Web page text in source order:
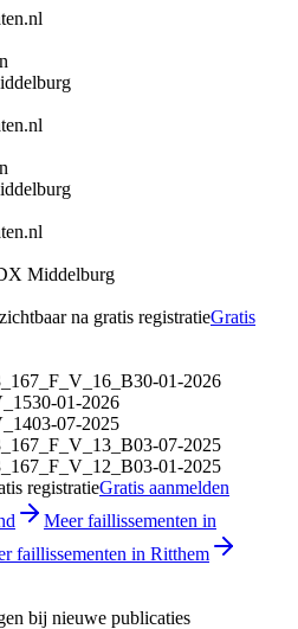
Middelburg
na gratis registratieGratis
30-01-2026
30-01-2026
03-07-2025
03-07-2025
03-01-2025
registratieGratis aanmelden
Meer faillissementen in
faillissementen in Ritthem
bij nieuwe publicaties